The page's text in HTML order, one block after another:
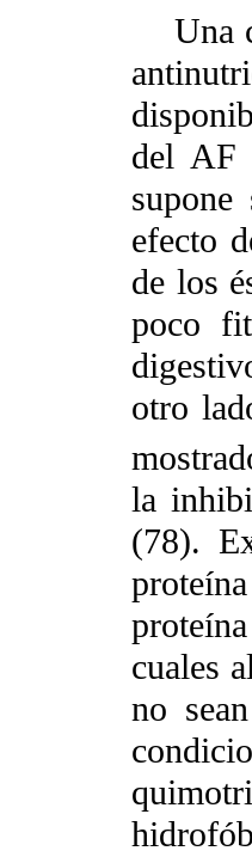
Una
del AF
efecto
de los
poco
otro
la
(78).
cuales
no